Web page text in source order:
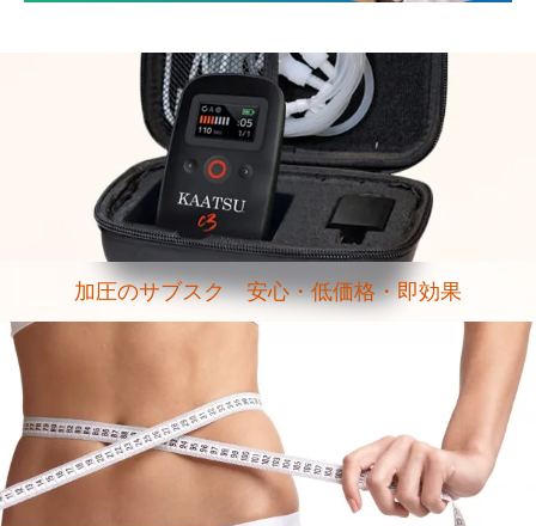
加圧のサブスク 安心・低価格・即効果